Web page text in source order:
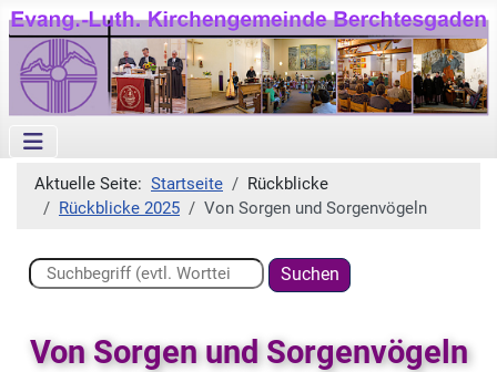
Aktuelle Seite: Startseite
Rückblicke
Rückblicke 2025
Von Sorgen und Sorgenvögeln
Suchen ...
Suchen
Von Sorgen und Sorgenvögeln